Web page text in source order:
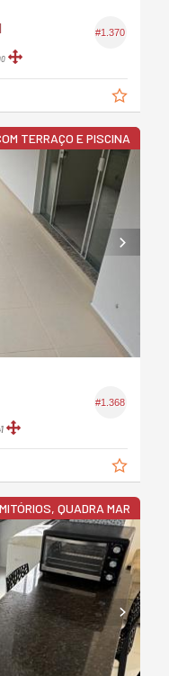
#1.370
TERRAÇO E PISCINA
#1.368
QUADRA MAR